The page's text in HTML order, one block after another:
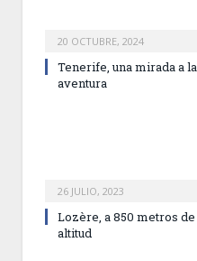
20 OCTUBRE, 2024
Tenerife, una mirada a la
aventura
26 JULIO, 2023
Lozère, a 850 metros de
altitud